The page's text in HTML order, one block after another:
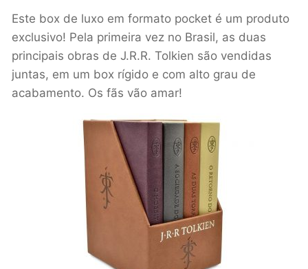
Este box de luxo em formato pocket é um produto
exclusivo! Pela primeira vez no Brasil, as duas
principais obras de J.R.R. Tolkien são vendidas
juntas, em um box rígido e com alto grau de
acabamento. Os fãs vão amar!